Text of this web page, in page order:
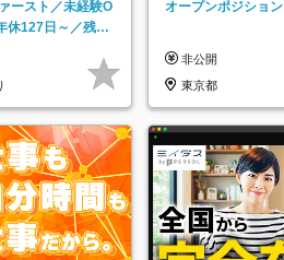
ースト／未経験O
休127日～／残業
オープンポジション
非公開
東京都